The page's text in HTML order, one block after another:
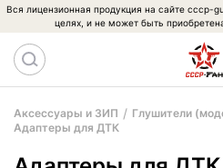
Вся лицензионная продукция на сайте cccp-
целях, и не может быть
Аксессуары и ЗИП
Глушители
Адаптеры для ДТК